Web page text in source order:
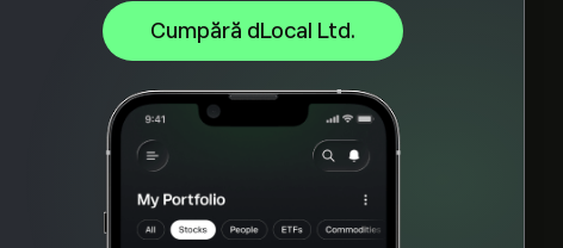
Cumpără dLocal Ltd.